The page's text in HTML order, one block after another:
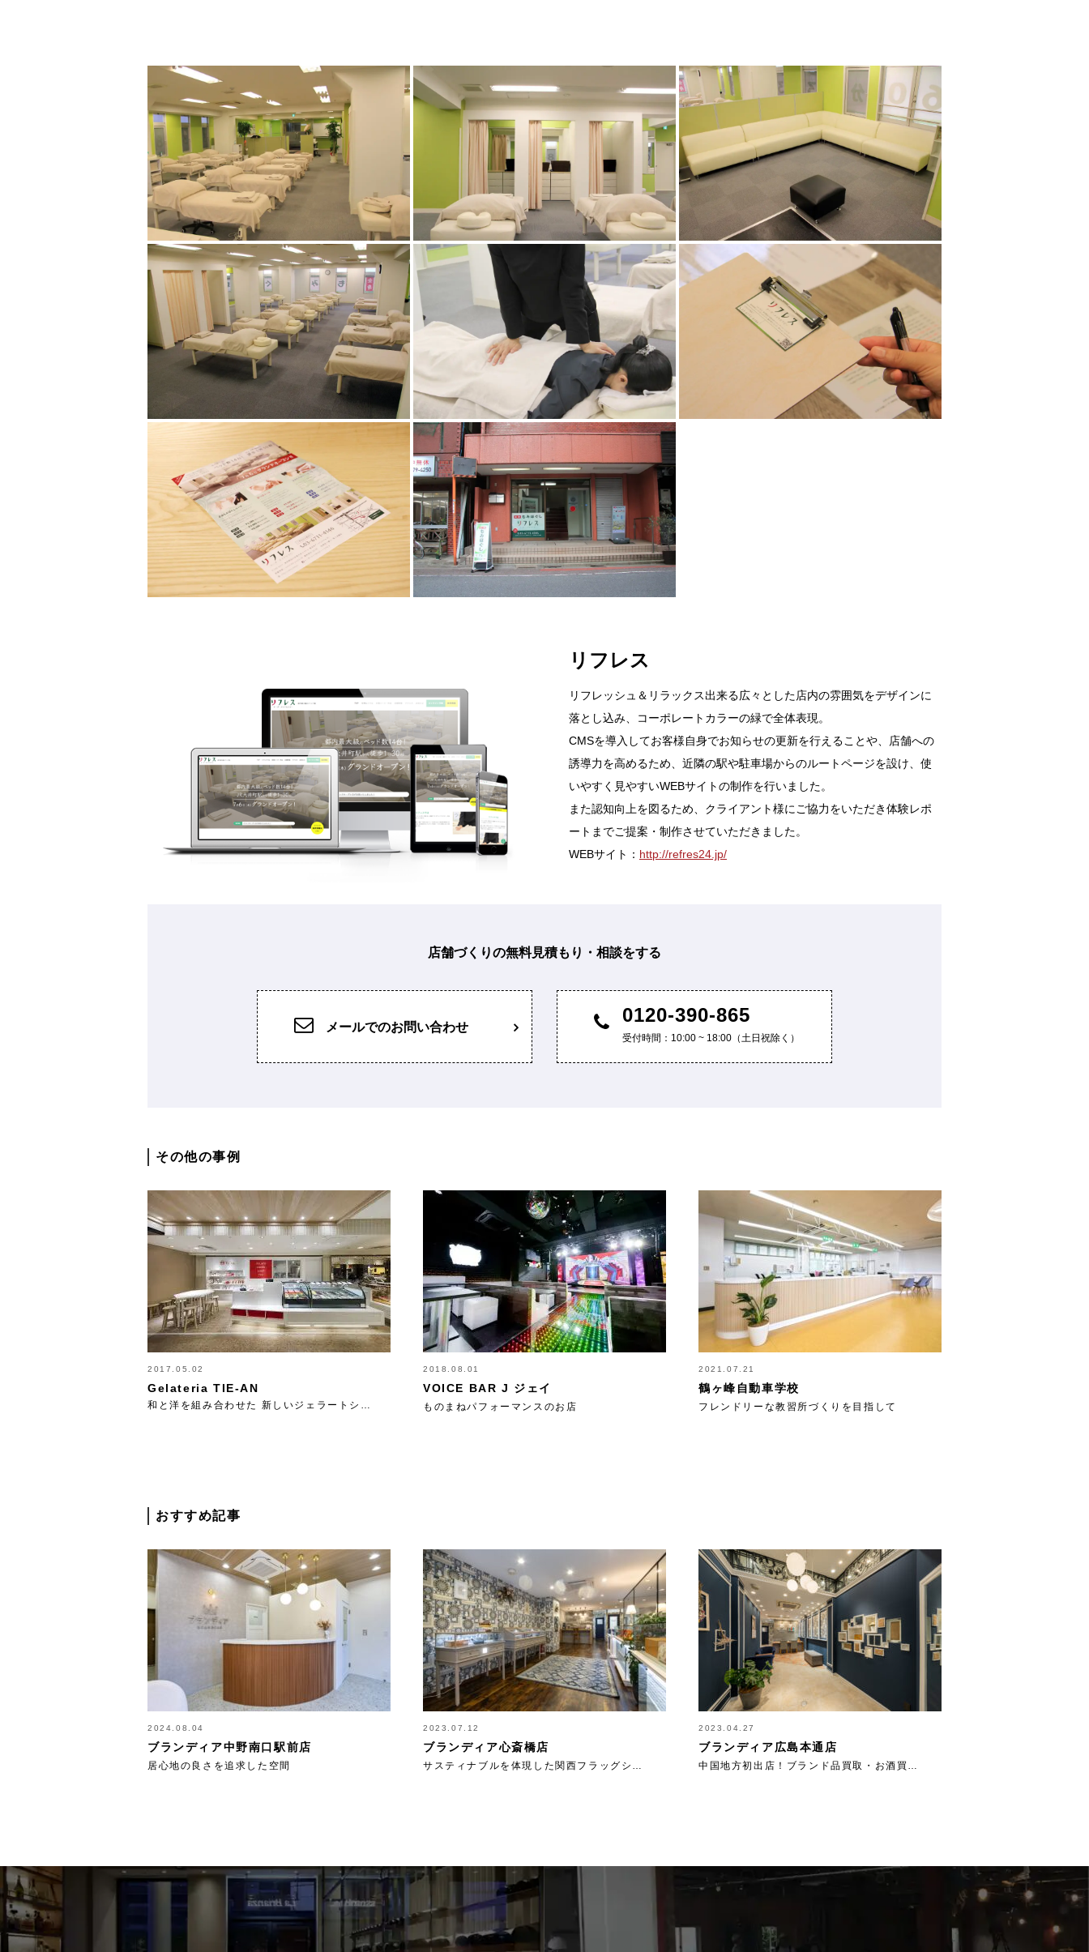
リフレス
リフレッシュ＆リラックス出来る広々とした店内の雰囲気をデザインに
落とし込み、コーポレートカラーの緑で全体表現。
CMSを導入してお客様自身でお知らせの更新を行えることや、店舗への
誘導力を高めるため、近隣の駅や駐車場からのルートページを設け、使
いやすく見やすいWEBサイトの制作を行いました。
また認知向上を図るため、クライアント様にご協力をいただき体験レポ
ートまでご提案・制作させていただきました。
WEBサイト： http://refres24.jp/
店舗づくりの無料見積もり・相談をする
メールでのお問い合わせ
0120-390-865
受付時間：10:00 ~ 18:00（土日祝除く）
その他の事例
2017.05.02
Gelateria TIE-AN
和と洋を組み合わせた 新しいジェラートシ…
2018.08.01
VOICE BAR J ジェイ
ものまねパフォーマンスのお店
2021.07.21
鶴ヶ峰自動車学校
フレンドリーな教習所づくりを目指して
おすすめ記事
2024.08.04
ブランディア中野南口駅前店
居心地の良さを追求した空間
2023.07.12
ブランディア心斎橋店
サスティナブルを体現した関西フラッグシ…
2023.04.27
ブランディア広島本通店
中国地方初出店！ブランド品買取・お酒買…